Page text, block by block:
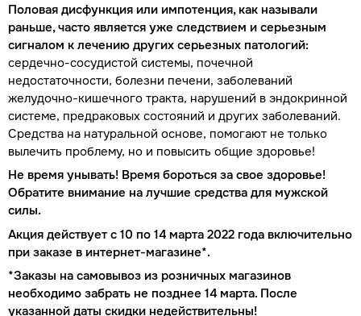
Половая дисфункция или импотенция, как называли
раньше, часто является уже следствием и серьезным
сигналом к лечению других серьезных патологий:
сердечно-сосудистой системы, почечной
недостаточности, болезни печени, заболеваний
желудочно-кишечного тракта, нарушений в эндокринной
системе, предраковых состояний и других заболеваний.
Средства на натуральной основе, помогают не только
вылечить проблему, но и повысить общие здоровье!
Не время унывать! Время бороться за свое здоровье!
Обратите внимание на лучшие средства для мужской
силы.
Акция действует с 10 по 14 марта 2022 года включительно
при заказе в интернет-магазине*.
*Заказы на самовывоз из розничных магазинов
необходимо забрать не позднее 14 марта. После
указанной даты скидки недействительны!